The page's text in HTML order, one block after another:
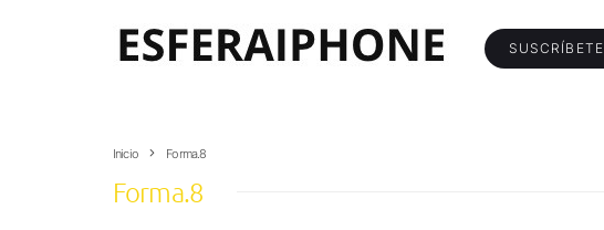
SUSCRÍBETE
Inicio Forma.8
Forma.8